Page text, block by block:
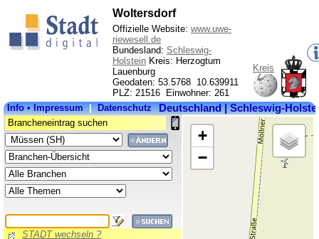
Woltersdorf
Offizielle Website: www.uwe-
riewesell.de
Bundesland: Schleswig-
Holstein Kreis: Herzogtum
Lauenburg
Geodaten: 53.5768 10.639911
PLZ: 21516 Einwohner: 261
Kreis